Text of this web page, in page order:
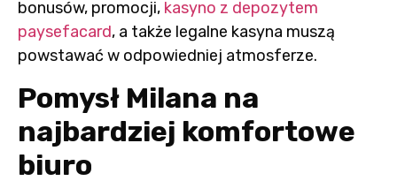
bonusów, promocji, kasyno z depozytem
paysefacard, a także legalne kasyna muszą
powstawać w odpowiedniej atmosferze.
Pomysł Milana na
najbardziej komfortowe
biuro